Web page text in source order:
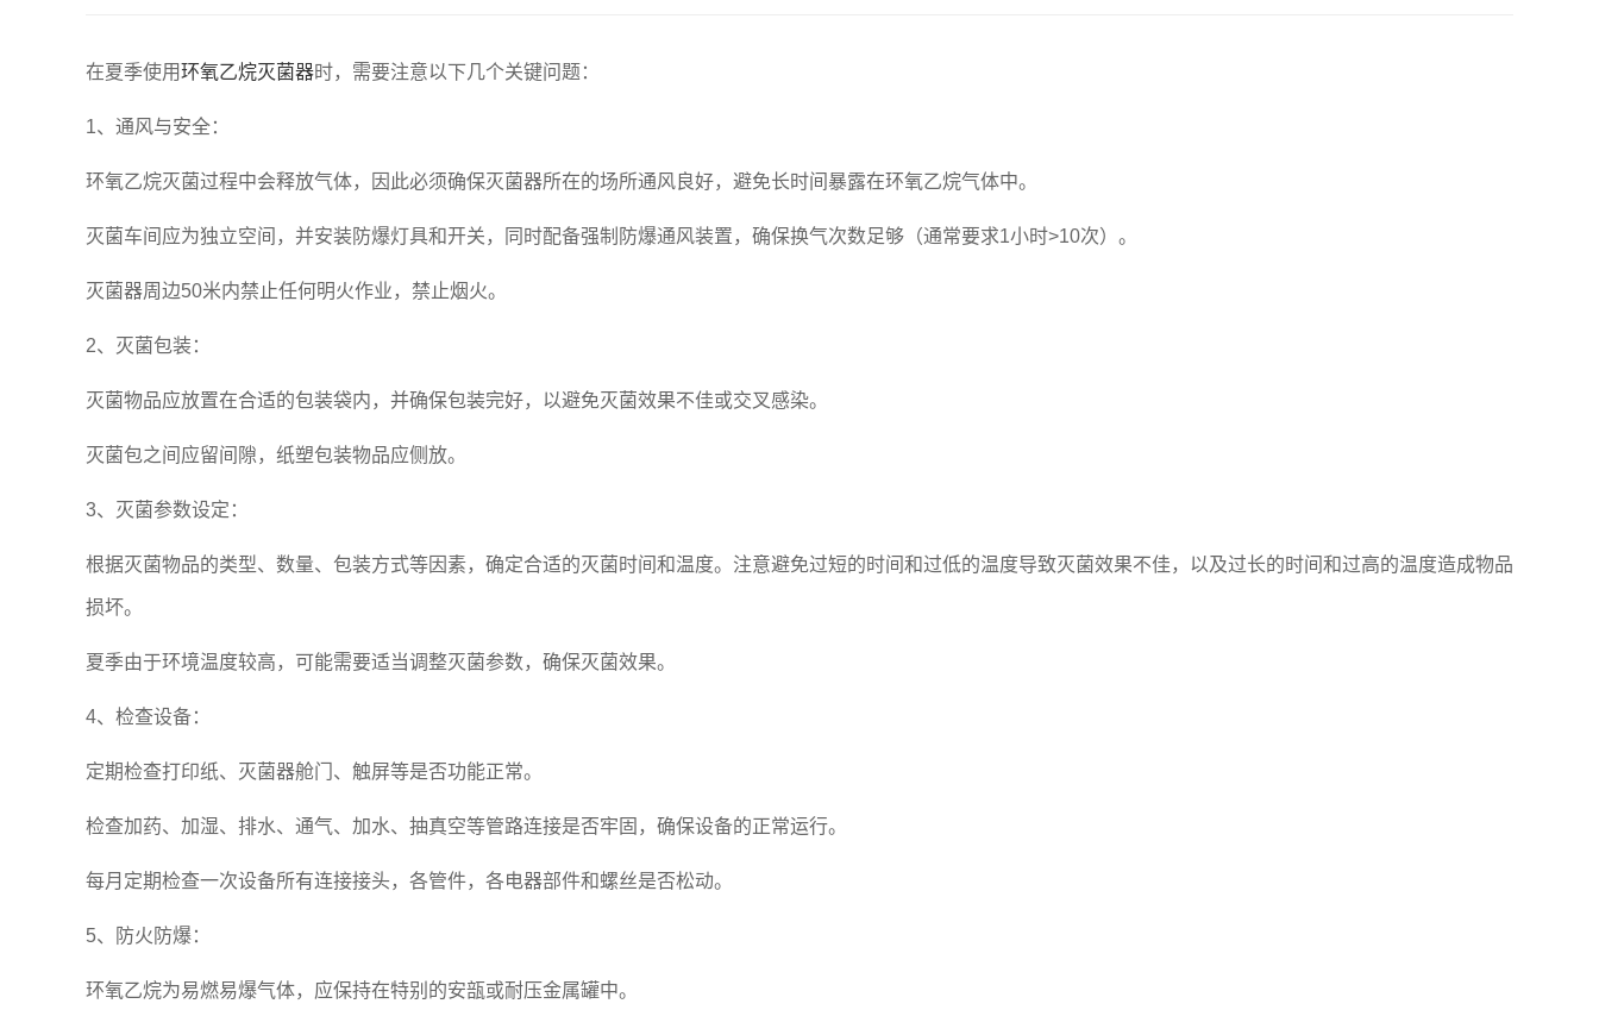
在夏季使用环氧乙烷灭菌器时，需要注意以下几个关键问题：
1、通风与安全：
环氧乙烷灭菌过程中会释放气体，因此必须确保灭菌器所在的场所通风良好，避免长时间暴露在环氧乙烷气体中。
灭菌车间应为独立空间，并安装防爆灯具和开关，同时配备强制防爆通风装置，确保换气次数足够（通常要求1小时>10次）。
灭菌器周边50米内禁止任何明火作业，禁止烟火。
2、灭菌包装：
灭菌物品应放置在合适的包装袋内，并确保包装完好，以避免灭菌效果不佳或交叉感染。
灭菌包之间应留间隙，纸塑包装物品应侧放。
3、灭菌参数设定：
根据灭菌物品的类型、数量、包装方式等因素，确定合适的灭菌时间和温度。注意避免过短的时间和过低的温度导致灭菌效果不佳，以及过长的时间和过高的温度造成物品
损坏。
夏季由于环境温度较高，可能需要适当调整灭菌参数，确保灭菌效果。
4、检查设备：
定期检查打印纸、灭菌器舱门、触屏等是否功能正常。
检查加药、加湿、排水、通气、加水、抽真空等管路连接是否牢固，确保设备的正常运行。
每月定期检查一次设备所有连接接头，各管件，各电器部件和螺丝是否松动。
5、防火防爆：
环氧乙烷为易燃易爆气体，应保持在特别的安瓿或耐压金属罐中。